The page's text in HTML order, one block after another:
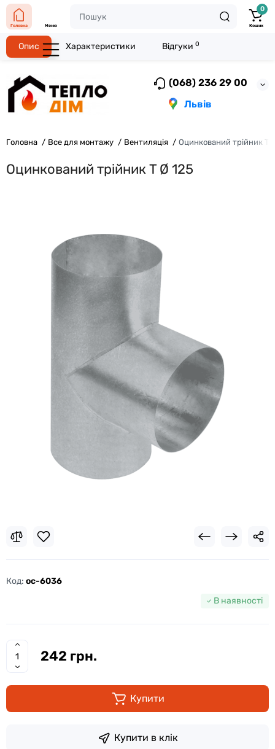
(068) 236 29 00
Львів
Головна Меню
0
Кошик
Головна Все для монтажу Вентиляція Оцинкований трійник T
Оцинкований трійник T Ø 125
Код: oc-6036
В наявності
242 грн.
Купити
Купити в клік
Опис Характеристики Відгуки 0